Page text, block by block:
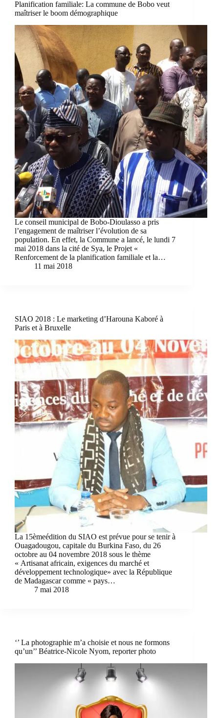
Planification familiale: La commune de Bobo veut
maîtriser le boom démographique
Le conseil municipal de Bobo-Dioulasso a pris
l’engagement de maîtriser l’évolution de sa
population. En effet, la Commune a lancé, le lundi 7
mai 2018 dans la cité de Sya, le Projet «
Renforcement de la planification familiale et la…
11 mai 2018
SIAO 2018 : Le marketing d’Harouna Kaboré à
Paris et à Bruxelle
La 15èmeédition du SIAO est prévue pour se tenir à
Ouagadougou, capitale du Burkina Faso, du 26
octobre au 04 novembre 2018 sous le thème
« Artisanat africain, exigences du marché et
développement technologique» avec la République
de Madagascar comme « pays…
7 mai 2018
‘’ La photographie m’a choisie et nous ne formons
qu’un’’ Béatrice-Nicole Nyom, reporter photo